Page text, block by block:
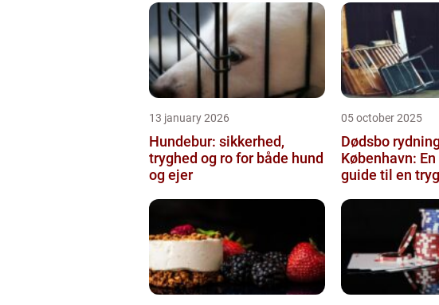
13 january 2026
Hundebur: sikkerhed,
tryghed og ro for både hund
og ejer
05 october 2025
Dødsbo
København:
guide til en